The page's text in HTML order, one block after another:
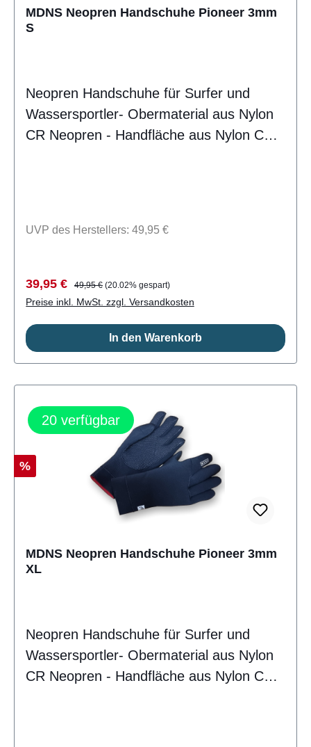
MDNS Neopren Handschuhe Pioneer 3mm
S
Neopren Handschuhe für Surfer und
Wassersportler- Obermaterial aus Nylon
CR Neopren - Handfläche aus Nylon CR
UVP des Herstellers: 49,95 €
Verkaufspreis:
39,95 € Regulärer Preis:
49,95 € (20.02% gespart)
Preise inkl. MwSt. zzgl. Versandkosten
In den Warenkorb
20 verfügbar
Rabatt
%
MDNS Neopren Handschuhe Pioneer 3mm
XL
Neopren Handschuhe für Surfer und
Wassersportler- Obermaterial aus Nylon
CR Neopren - Handfläche aus Nylon CR